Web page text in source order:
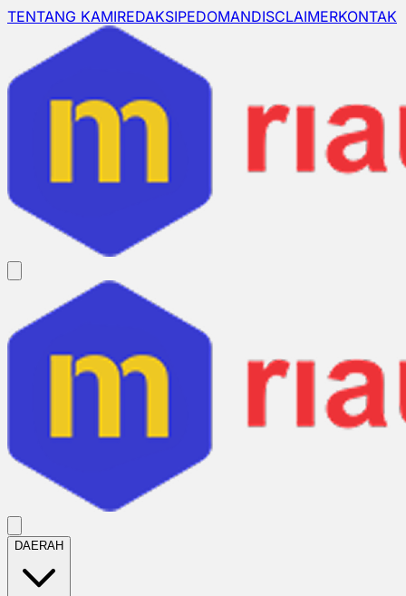
TENTANG KAMIREDAKSIPEDOMANDISCLAIMERKONTAK
DAERAH